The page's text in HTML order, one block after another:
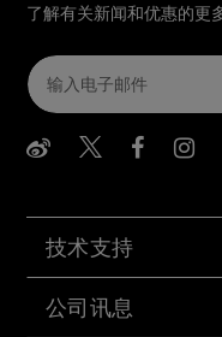
技术支持
公司讯息
了解有关新闻和优惠的更
BelkinBelkin